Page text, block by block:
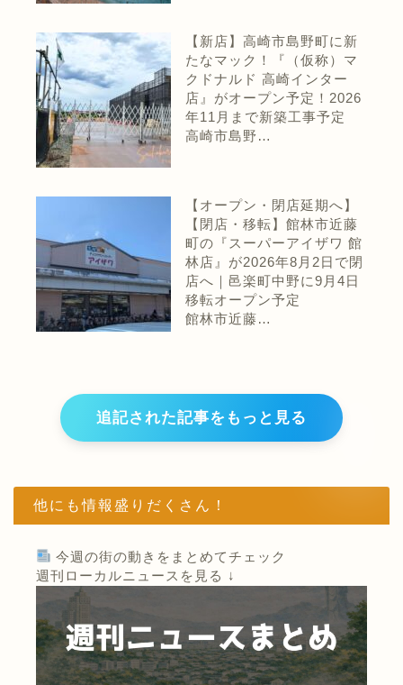
【新店】高崎市島野町に新
たなマック！『（仮称）マ
クドナルド 高崎インター
店』がオープン予定！2026
年11月まで新築工事予定
高崎市島野…
【オープン・閉店延期へ】
【閉店・移転】館林市近藤
町の『スーパーアイザワ 館
林店』が2026年8月2日で閉
店へ｜邑楽町中野に9月4日
移転オープン予定
館林市近藤…
追記された記事をもっと見る
他にも情報盛りだくさん！
今週の街の動きをまとめてチェック
週刊ローカルニュースを見る ↓